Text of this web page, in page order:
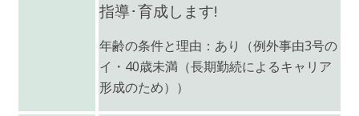
指導･育成します!
年齢の条件と理由：あり（例外事由3号の
イ・40歳未満（長期勤続によるキャリア
形成のため） ）